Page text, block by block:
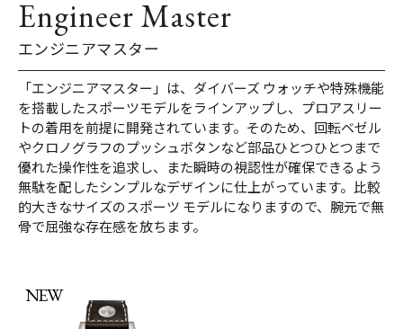
Engineer Master
エンジニアマスター
「エンジニアマスター」は、ダイバーズ ウォッチや特殊機能
を搭載したスポーツモデルをラインアップし、プロアスリー
トの着用を前提に開発されています。そのため、回転ベゼル
やクロノグラフのプッシュボタンなど部品ひとつひとつまで
優れた操作性を追求し、また瞬時の視認性が確保できるよう
無駄を配したシンプルなデザインに仕上がっています。比較
的大きなサイズのスポーツ モデルになりますので、腕元で無
骨で屈強な存在感を放ちます。
NEW